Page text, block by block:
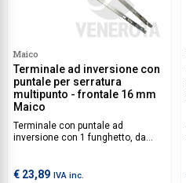
Maico
Terminale ad inversione con
puntale per serratura
multipunto - frontale 16 mm
Maico
Terminale con puntale ad
inversione con 1 funghetto, da
16 mm.
€ 23,89 IVA inc.